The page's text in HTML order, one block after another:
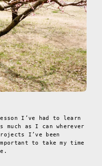
I’ve had to learn
as I can wherever
I’ve been
to take my time